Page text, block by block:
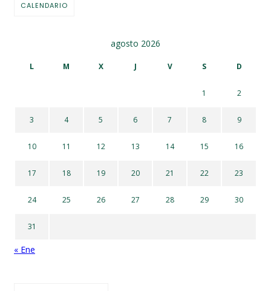
CALENDARIO
agosto 2026
L M X J V S D
1 2
3 4 5 6 7 8 9
10 11 12 13 14 15 16
17 18 19 20 21 22 23
24 25 26 27 28 29 30
31
« Ene